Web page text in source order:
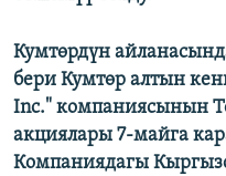
Кумтөрдүн
бери Кумтөр алтын
Inc." компаниясынын
акциялары 7-майга
Компаниядагы